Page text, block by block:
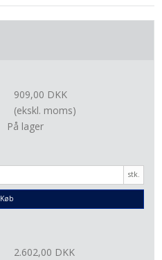
909,00 DKK
(ekskl. moms)
På lager
stk.
Køb
2.602,00 DKK